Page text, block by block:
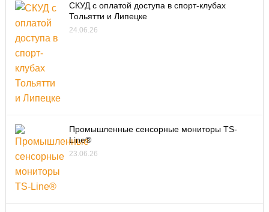
СКУД с оплатой доступа в спорт-клубах
Тольятти и Липецке
24.06.26
Промышленные сенсорные мониторы TS-
Line®
23.06.26